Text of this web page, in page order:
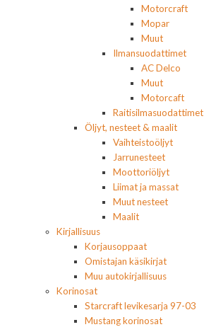
Motorcraft
Mopar
Muut
Ilmansuodattimet
AC Delco
Muut
Motorcaft
Raitisilmasuodattimet
Öljyt, nesteet & maalit
Vaihteistoöljyt
Jarrunesteet
Moottoriöljyt
Liimat ja massat
Muut nesteet
Maalit
Kirjallisuus
Korjausoppaat
Omistajan käsikirjat
Muu autokirjallisuus
Korinosat
Starcraft levikesarja 97-03
Mustang korinosat